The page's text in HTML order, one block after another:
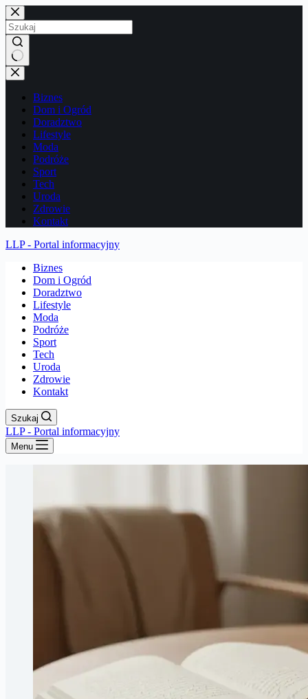
Przejdź
do
treści
Brak
wyników
Biznes
Dom i Ogród
Doradztwo
Lifestyle
Moda
Podróże
Sport
Tech
Uroda
Zdrowie
Kontakt
LLP - Portal informacyjny
Biznes
Dom i Ogród
Doradztwo
Lifestyle
Moda
Podróże
Sport
Tech
Uroda
Zdrowie
Kontakt
Szukaj
LLP - Portal informacyjny
Menu